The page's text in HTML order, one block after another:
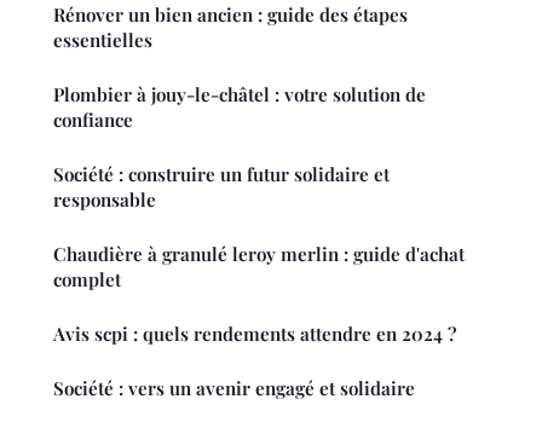
Rénover un bien ancien : guide des étapes
essentielles
Plombier à jouy-le-châtel : votre solution de
confiance
Société : construire un futur solidaire et
responsable
Chaudière à granulé leroy merlin : guide d'achat
complet
Avis scpi : quels rendements attendre en 2024 ?
Société : vers un avenir engagé et solidaire